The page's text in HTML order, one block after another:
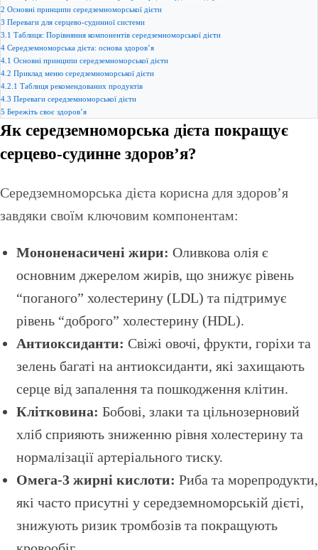
2 Основні принципи середземноморської дієти
3 Переваги для серцево-судинної системи
3.1 Таблиця: Порівняння компонентів середземноморської дієти
4 Середземноморська дієта: основа здоров’я
4.1 Основні принципи середземноморської дієти
4.2 Приклад меню середземноморської дієти
4.2.1 Таблиця рекомендованих продуктів
4.3 Переваги середземноморської дієти
5 Бережіть своє здоров’я
Як середземноморська дієта покращує
серцево-судинне здоров’я?
Середземноморська дієта корисна для здоров’я
завдяки своїм ключовим компонентам:
Мононенасичені жири: Оливкова олія є
основним джерелом жирів, що знижує рівень
“поганого” холестерину (LDL) та підтримує
рівень “доброго” холестерину (HDL).
Антиоксиданти: Свіжі овочі, фрукти, горіхи та
зелень багаті на антиоксиданти, які захищають
серце від запалення та пошкодження клітин.
Клітковина: Бобові, злаки та цільнозерновий
хліб сприяють зниженню рівня холестерину та
нормалізації артеріального тиску.
Омега-3 жирні кислоти: Риба та морепродукти,
які часто присутні у середземноморській дієті,
знижують ризик тромбозів та покращують